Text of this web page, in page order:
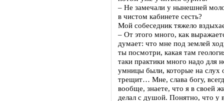
– Не замечали у нынешней
в чистом кабинете сесть?
Мой собеседник тяжело
– От этого много, как
думает: что мне под землей
ты посмотри, какая там
таки практики много надо для
умницы были, которые на слух
трещит… Мне, слава богу,
вообще, знаете, что я в своей
делал с душой. Понятно, что у